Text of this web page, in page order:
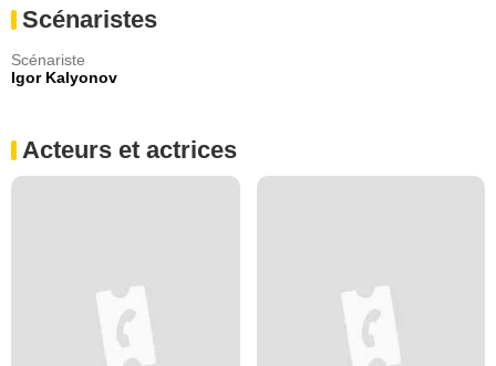
Scénaristes
Scénariste
Igor Kalyonov
Acteurs et actrices